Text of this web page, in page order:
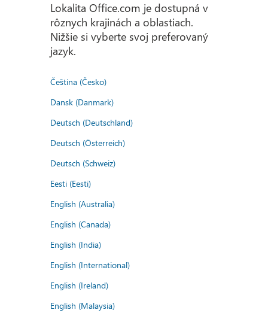
Lokalita Office.com je dostupná v
rôznych krajinách a oblastiach.
Nižšie si vyberte svoj preferovaný
jazyk.
Čeština (Česko)
Dansk (Danmark)
Deutsch (Deutschland)
Deutsch (Österreich)
Deutsch (Schweiz)
Eesti (Eesti)
English (Australia)
English (Canada)
English (India)
English (International)
English (Ireland)
English (Malaysia)